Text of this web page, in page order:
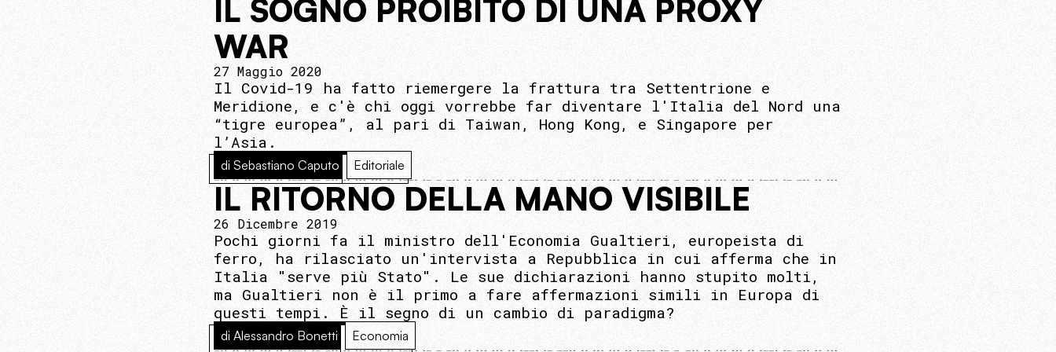
IL SOGNO PROIBITO DI UNA PROXY
WAR
27 Maggio 2020
Il Covid-19 ha fatto riemergere la frattura tra Settentrione e
Meridione, e c'è chi oggi vorrebbe far diventare l'Italia del Nord una
“tigre europea”, al pari di Taiwan, Hong Kong, e Singapore per
l’Asia.
di Sebastiano Caputo Editoriale
IL RITORNO DELLA MANO VISIBILE
26 Dicembre 2019
Pochi giorni fa il ministro dell'Economia Gualtieri, europeista di
ferro, ha rilasciato un'intervista a Repubblica in cui afferma che in
Italia "serve più Stato". Le sue dichiarazioni hanno stupito molti,
ma Gualtieri non è il primo a fare affermazioni simili in Europa di
questi tempi. È il segno di un cambio di paradigma?
di Alessandro Bonetti Economia